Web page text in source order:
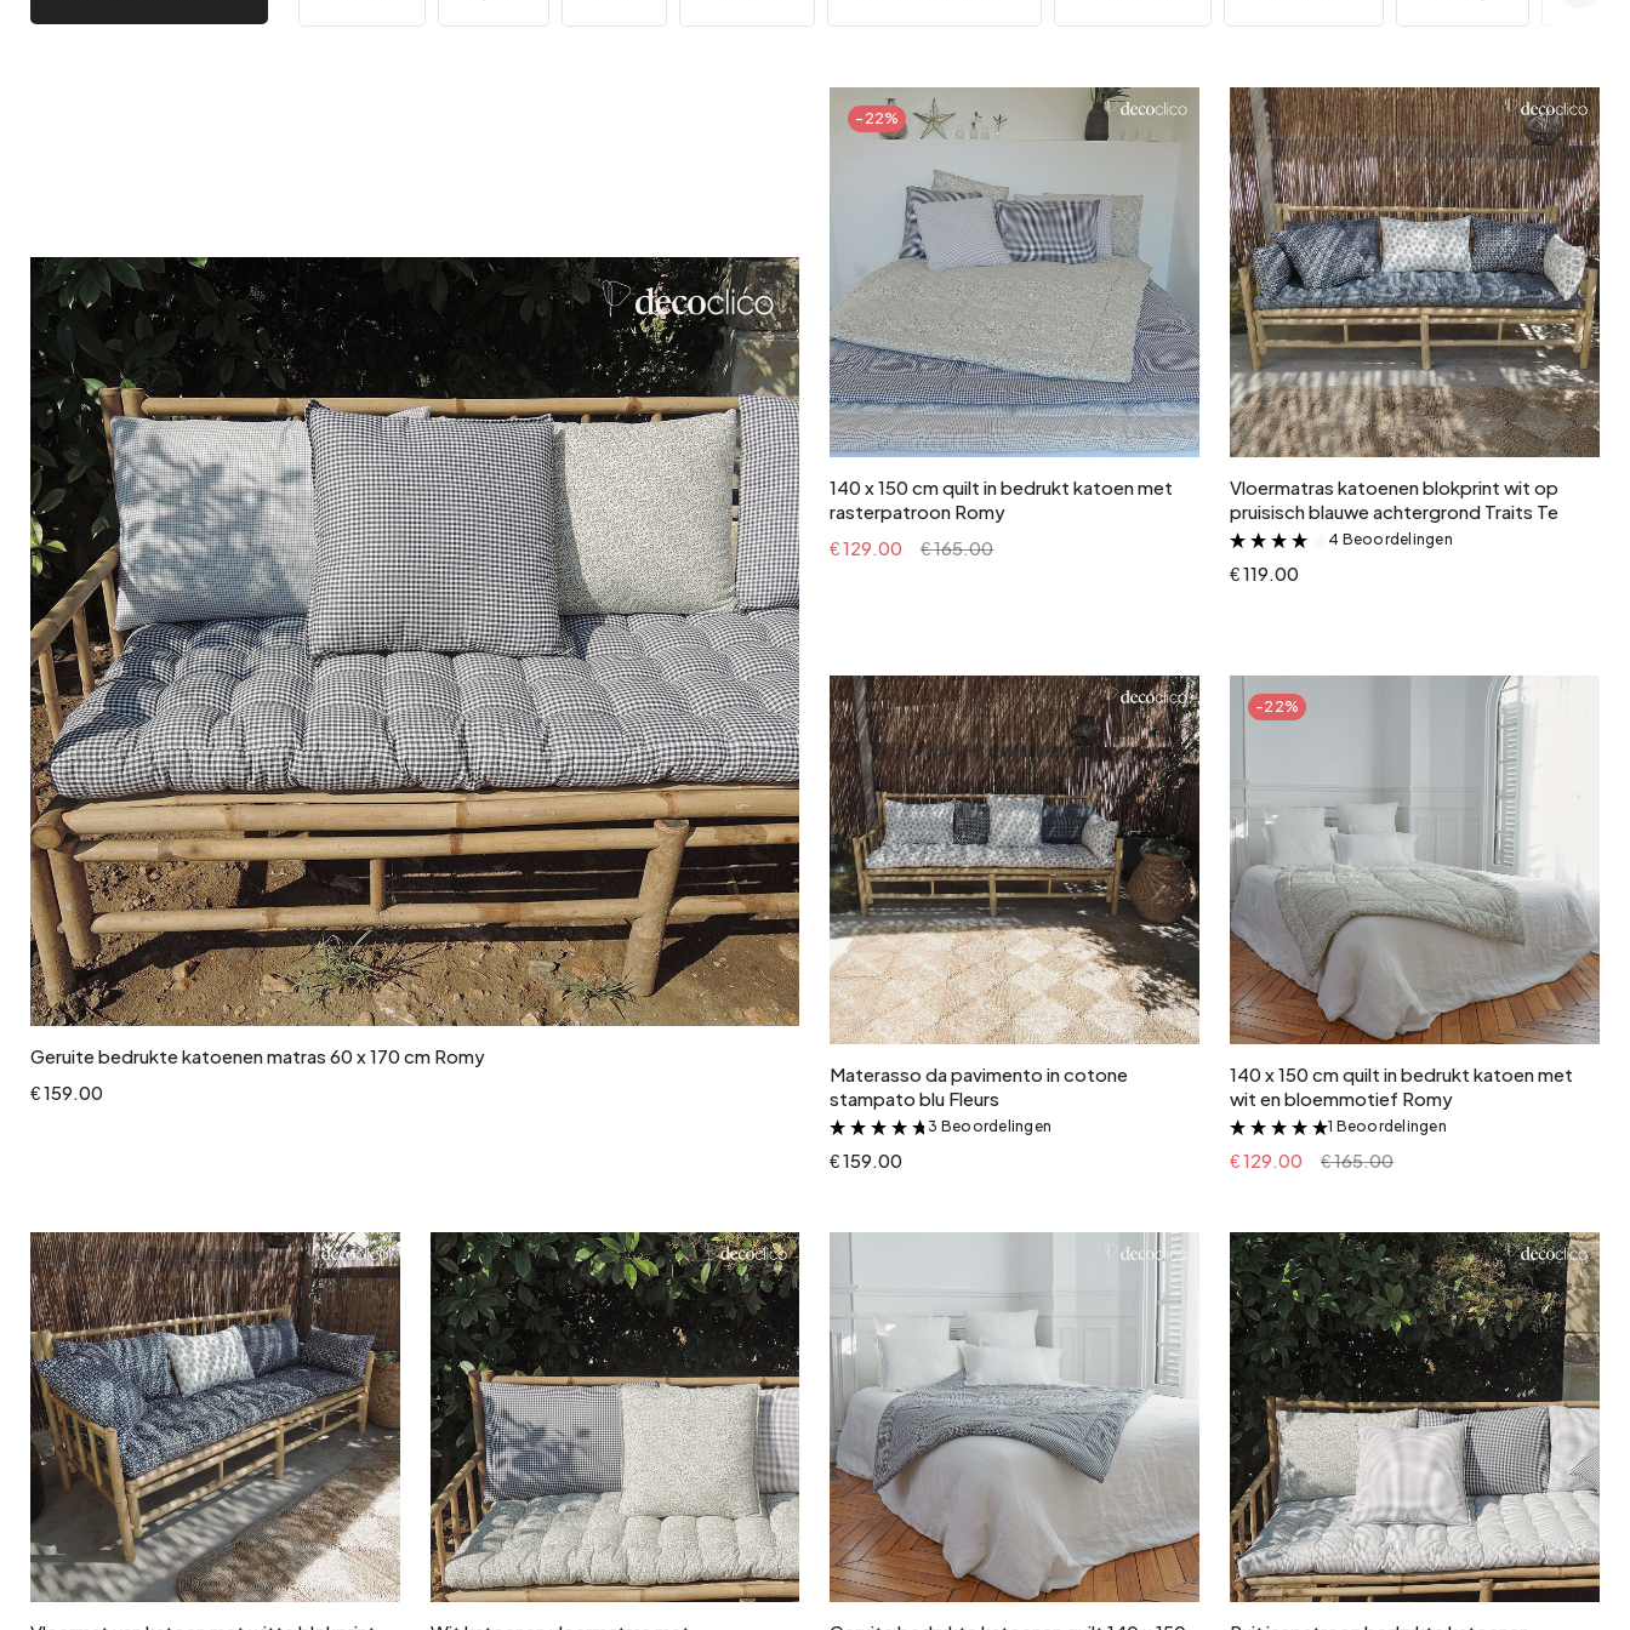
In winkelwagen
Geruite bedrukte katoenen matras 60 x 170 cm Romy
€ 159.00
-22%
In winkelwagen
140 x 150 cm quilt in bedrukt katoen met
rasterpatroon Romy
€ 129.00
€ 165.00
In winkelwagen
Vloermatras katoenen blokprint wit op
pruisisch blauwe achtergrond Traits Te
&
4 Beoordelingen
€ 119.00
In winkelwagen
Materasso da pavimento in cotone
stampato blu Fleurs
&
3 Beoordelingen
€ 159.00
-22%
In winkelwagen
140 x 150 cm quilt in bedrukt katoen met
wit en bloemmotief Romy
&
1 Beoordelingen
€ 129.00 € 165.00
In winkelwagen In winkelwagen In winkelwagen In winkelwagen